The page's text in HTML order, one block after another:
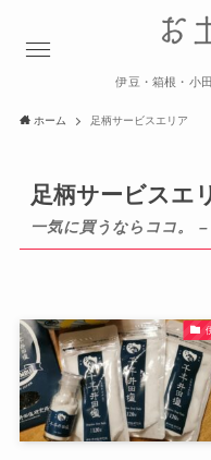
伊豆・箱根・小
ホーム 足柄サービスエリア
足柄サービスエ
一気に買うならココ。 –